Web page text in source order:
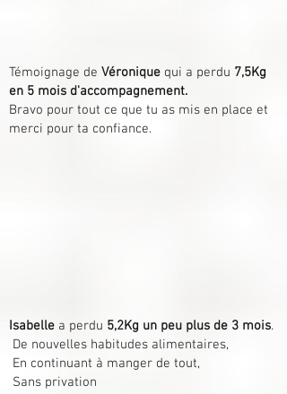
Témoignage de Véronique qui a perdu 7,5Kg
en 5 mois d'accompagnement.
Bravo pour tout ce que tu as mis en place et
merci pour ta confiance.
Isabelle a perdu 5,2Kg un peu plus de 3 mois.
De nouvelles habitudes alimentaires,
En continuant à manger de tout,
Sans privation